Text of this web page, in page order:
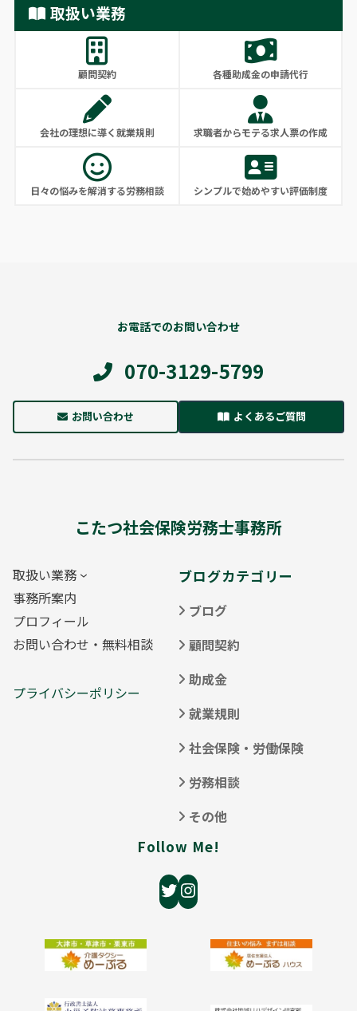
取扱い業務
顧問契約 各種助成金の申請代行
会社の理想に導く就業規則 求職者からモテる求人票の作成
日々の悩みを解消する労務相談 シンプルで始めやすい評価制度
お電話でのお問い合わせ
070-3129-5799
お問い合わせ よくあるご質問
こたつ社会保険労務士事務所
取扱い業務
事務所案内
プロフィール
お問い合わせ・無料相談
プライバシーポリシー
ブログカテゴリー
ブログ
顧問契約
助成金
就業規則
社会保険・労働保険
労務相談
その他
Follow Me!